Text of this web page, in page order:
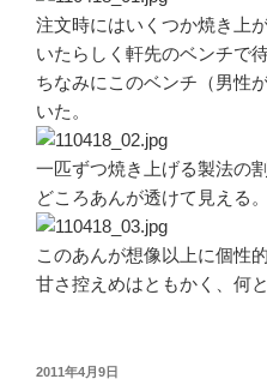
注文時にはいくつか焼き上
いたらしく軒先のベンチで
ちなみにこのベンチ（男性
いた。
一匹ずつ焼き上げる製法の
どころあんが透けて見える。
このあんが想像以上に個性的
甘さ控えめはともかく、何
投
2011年4月9日